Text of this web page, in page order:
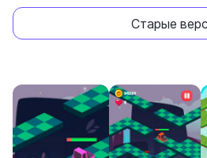
Старые